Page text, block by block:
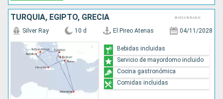
TURQUÍA, EGIPTO, GRECIA
Silver Ray 10 d El Pireo Atenas 04/11/2028
Bebidas incluidas
Servicio de mayordomo incluido
Cocina gastronómica
Comidas incluidas